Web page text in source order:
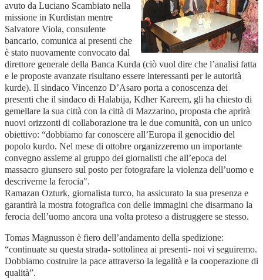
avuto da Luciano Scambiato nella
missione in Kurdistan mentre
Salvatore Viola, consulente
bancario, comunica ai presenti che
è stato nuovamente convocato dal
direttore generale della Banca Kurda (ciò vuol dire che l’analisi fatta
e le proposte avanzate risultano essere interessanti per le autorità
kurde). Il sindaco Vincenzo D’Asaro porta a conoscenza dei
presenti che il sindaco di Halabija, Kdher Kareem, gli ha chiesto di
gemellare la sua città con la città di Mazzarino, proposta che aprirà
nuovi orizzonti di collaborazione tra le due comunità, con un unico
obiettivo: “dobbiamo far conoscere all’Europa il genocidio del
popolo kurdo. Nel mese di ottobre organizzeremo un importante
convegno assieme al gruppo dei giornalisti che all’epoca del
massacro giunsero sul posto per fotografare la violenza dell’uomo e
descriverne la ferocia".
Ramazan Ozturk, giornalista turco, ha assicurato la sua presenza e
garantirà la mostra fotografica con delle immagini che disarmano la
ferocia dell’uomo ancora una volta proteso a distruggere se stesso.
Tomas Magnusson è fiero dell’andamento della spedizione:
“continuate su questa strada- sottolinea ai presenti- noi vi seguiremo.
Dobbiamo costruire la pace attraverso la legalità e la cooperazione di
qualità”.